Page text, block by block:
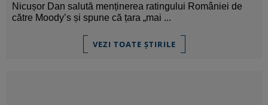
Nicușor Dan salută menținerea ratingului României de
către Moody’s și spune că țara „mai ...
VEZI TOATE ȘTIRILE